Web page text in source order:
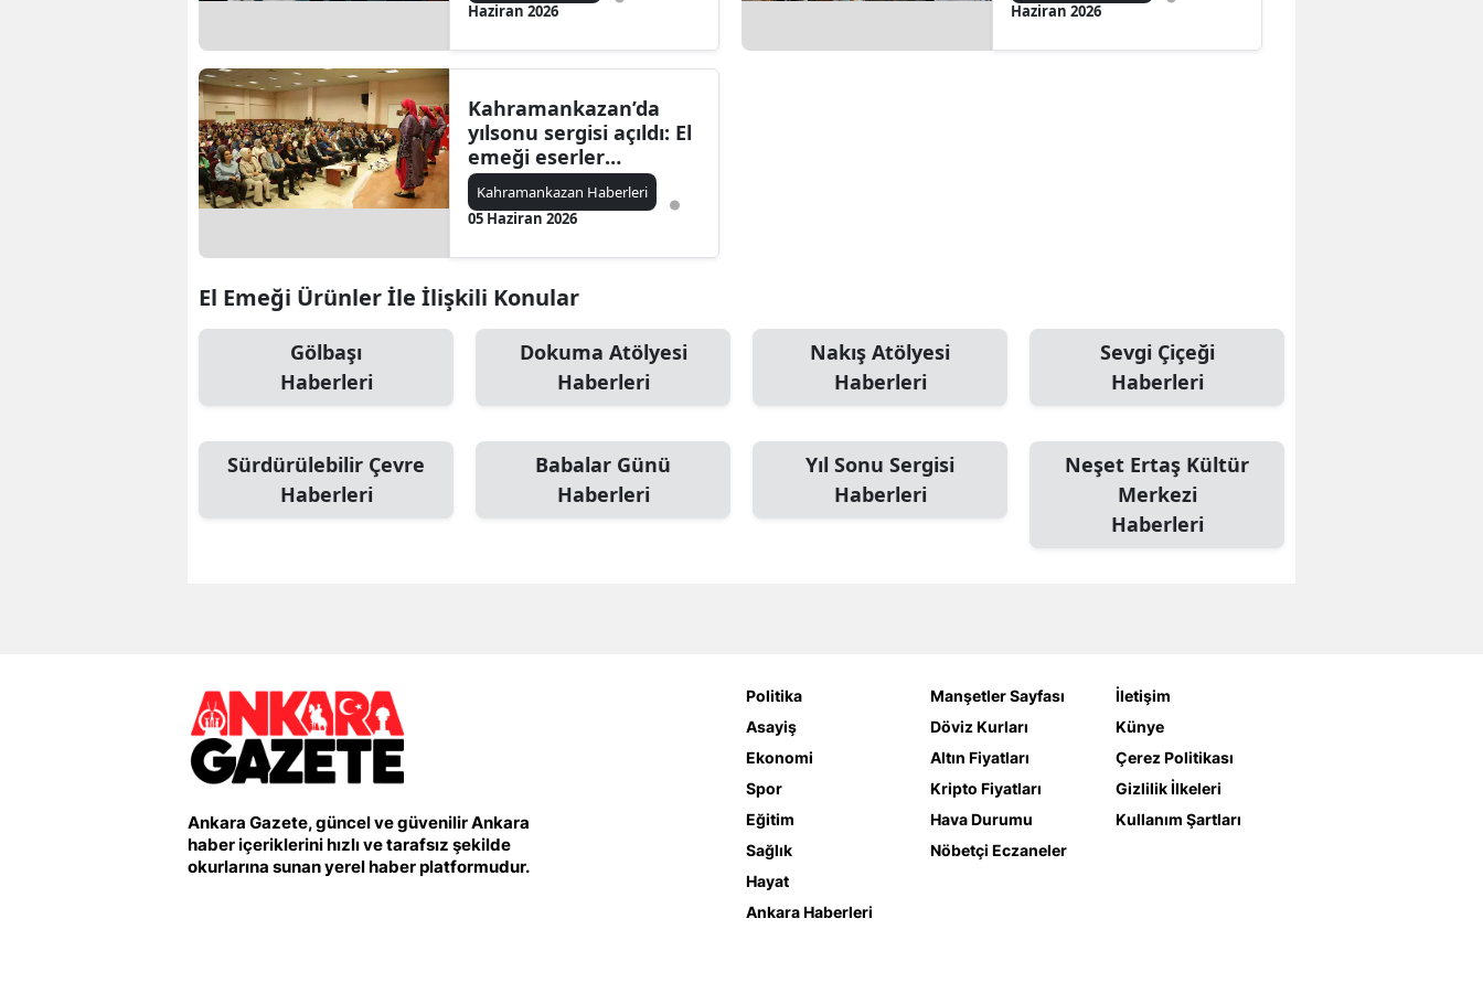
Haziran 2026
Haziran 2026
Kahramankazan’da
yılsonu sergisi açıldı: El
emeği eserler
görücüye çıktı
Kahramankazan Haberleri
05 Haziran 2026
El Emeği Ürünler İle İlişkili Konular
Gölbaşı
Haberleri
Dokuma Atölyesi
Haberleri
Nakış Atölyesi
Haberleri
Sevgi Çiçeği
Haberleri
Sürdürülebilir Çevre
Haberleri
Babalar Günü
Haberleri
Yıl Sonu Sergisi
Haberleri
Neşet Ertaş Kültür
Merkezi
Haberleri
Ankara Gazete, güncel ve güvenilir Ankara
haber içeriklerini hızlı ve tarafsız şekilde
okurlarına sunan yerel haber platformudur.
Politika
Asayiş
Ekonomi
Spor
Eğitim
Sağlık
Hayat
Ankara Haberleri
Manşetler Sayfası
Döviz Kurları
Altın Fiyatları
Kripto Fiyatları
Hava Durumu
Nöbetçi Eczaneler
İletişim
Künye
Çerez Politikası
Gizlilik İlkeleri
Kullanım Şartları